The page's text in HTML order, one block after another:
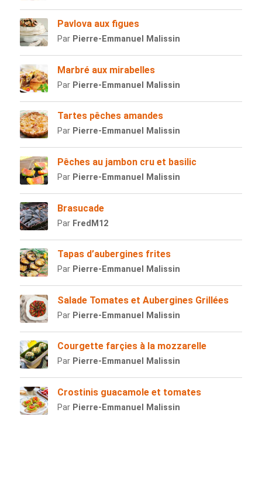
Pavlova aux figues
Par Pierre-Emmanuel Malissin
Marbré aux mirabelles
Par Pierre-Emmanuel Malissin
Tartes pêches amandes
Par Pierre-Emmanuel Malissin
Pêches au jambon cru et basilic
Par Pierre-Emmanuel Malissin
Brasucade
Par FredM12
Tapas d’aubergines frites
Par Pierre-Emmanuel Malissin
Salade Tomates et Aubergines Grillées
Par Pierre-Emmanuel Malissin
Courgette farçies à la mozzarelle
Par Pierre-Emmanuel Malissin
Crostinis guacamole et tomates
Par Pierre-Emmanuel Malissin